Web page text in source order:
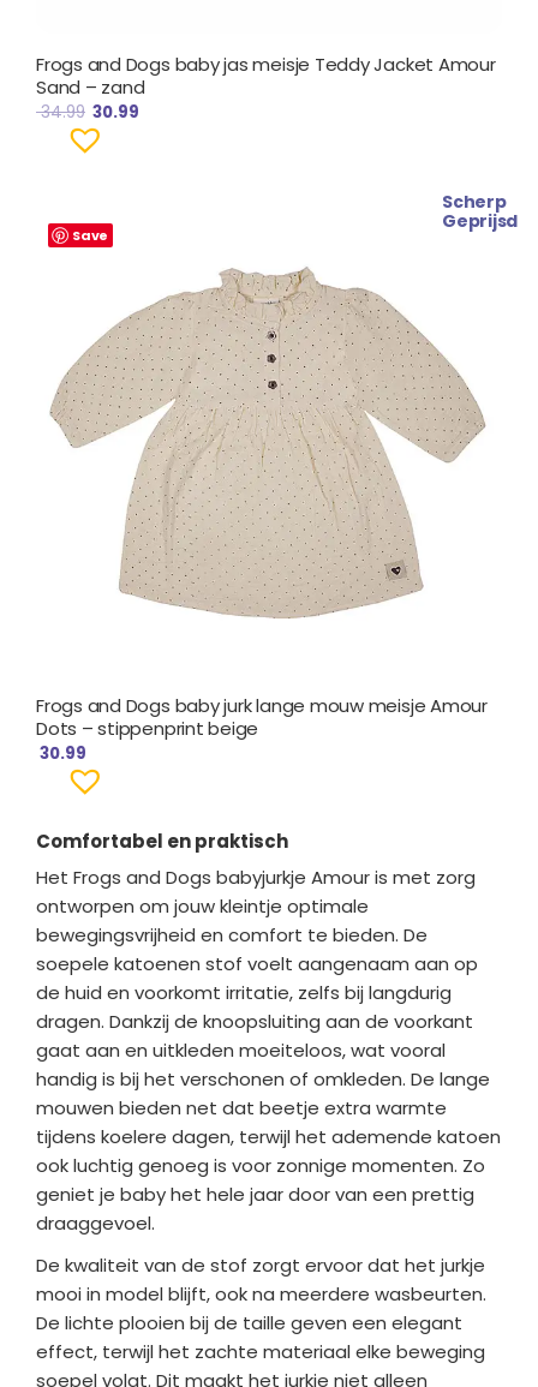
Frogs and Dogs baby jas meisje Teddy Jacket Amour
Sand – zand
34.99 30.99
Save
Scherp
Geprijsd
Frogs and Dogs baby jurk lange mouw meisje Amour
Dots – stippenprint beige
30.99
Comfortabel en praktisch
Het Frogs and Dogs babyjurkje Amour is met zorg
ontworpen om jouw kleintje optimale
bewegingsvrijheid en comfort te bieden. De
soepele katoenen stof voelt aangenaam aan op
de huid en voorkomt irritatie, zelfs bij langdurig
dragen. Dankzij de knoopsluiting aan de voorkant
gaat aan en uitkleden moeiteloos, wat vooral
handig is bij het verschonen of omkleden. De lange
mouwen bieden net dat beetje extra warmte
tijdens koelere dagen, terwijl het ademende katoen
ook luchtig genoeg is voor zonnige momenten. Zo
geniet je baby het hele jaar door van een prettig
draaggevoel.
De kwaliteit van de stof zorgt ervoor dat het jurkje
mooi in model blijft, ook na meerdere wasbeurten.
De lichte plooien bij de taille geven een elegant
effect, terwijl het zachte materiaal elke beweging
soepel volgt. Dit maakt het jurkje niet alleen